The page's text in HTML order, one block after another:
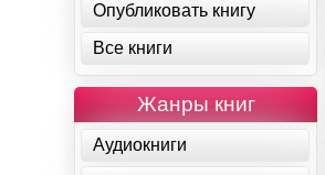
Опубликовать книгу
Все книги
Жанры книг
Аудиокниги